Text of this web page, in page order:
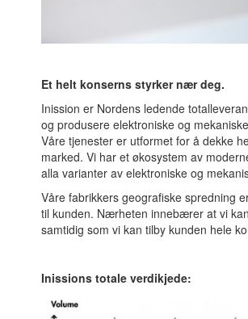
Et helt konserns styrker nær deg.
Inission er Nordens ledende
og produsere elektroniske og
Våre tjenester er utformet for å dekke
marked. Vi har et økosystem av
alla varianter av elektroniske og
Våre fabrikkers geografiske spredning
til kunden. Nærheten innebærer at vi
samtidig som vi kan tilby kunden hele
Inissions totale verdikjede: